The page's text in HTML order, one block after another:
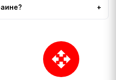
open_with